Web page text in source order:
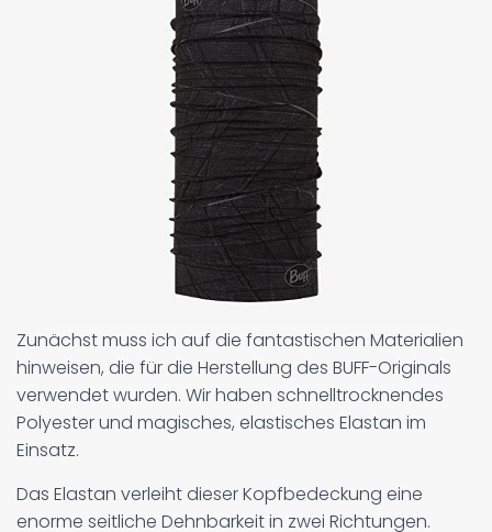
Zunächst muss ich auf die fantastischen Materialien
hinweisen, die für die Herstellung des BUFF-Originals
verwendet wurden. Wir haben schnelltrocknendes
Polyester und magisches, elastisches Elastan im
Einsatz.
Das Elastan verleiht dieser Kopfbedeckung eine
enorme seitliche Dehnbarkeit in zwei Richtungen.